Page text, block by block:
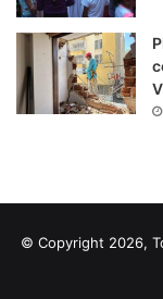
© Copyright 2026,